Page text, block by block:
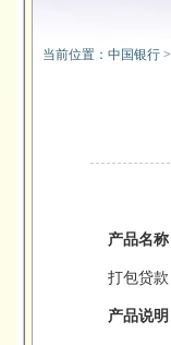
当前位置： 中国银行
产品名称
打包贷款
产品说明